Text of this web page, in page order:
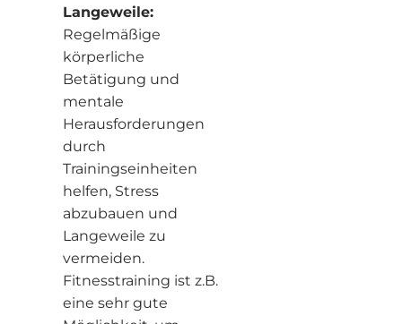
Langeweile:
Regelmäßige
körperliche
Betätigung und
mentale
Herausforderungen
durch
Trainingseinheiten
helfen, Stress
abzubauen und
Langeweile zu
vermeiden.
Fitnesstraining ist z.B.
eine sehr gute